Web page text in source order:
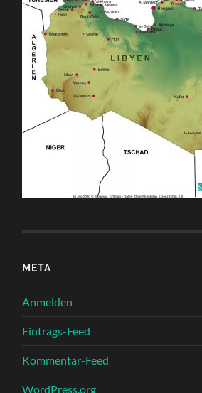
META
Anmelden
Eintrags-Feed
Kommentar-Feed
WordPress.org